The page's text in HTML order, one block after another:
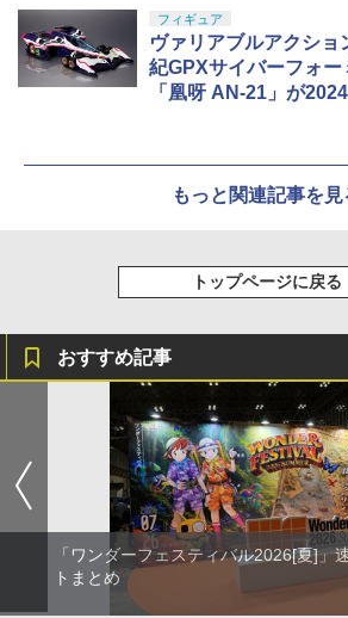
フィギュア
ヴァリアブルアクシ
紀GPXサイバーフォー
「凰呀 AN-21」が
もっと関連記事を見
トップページに戻る
おすすめ記事
「ワンダーフェスティバル2026[夏]」
トまとめ